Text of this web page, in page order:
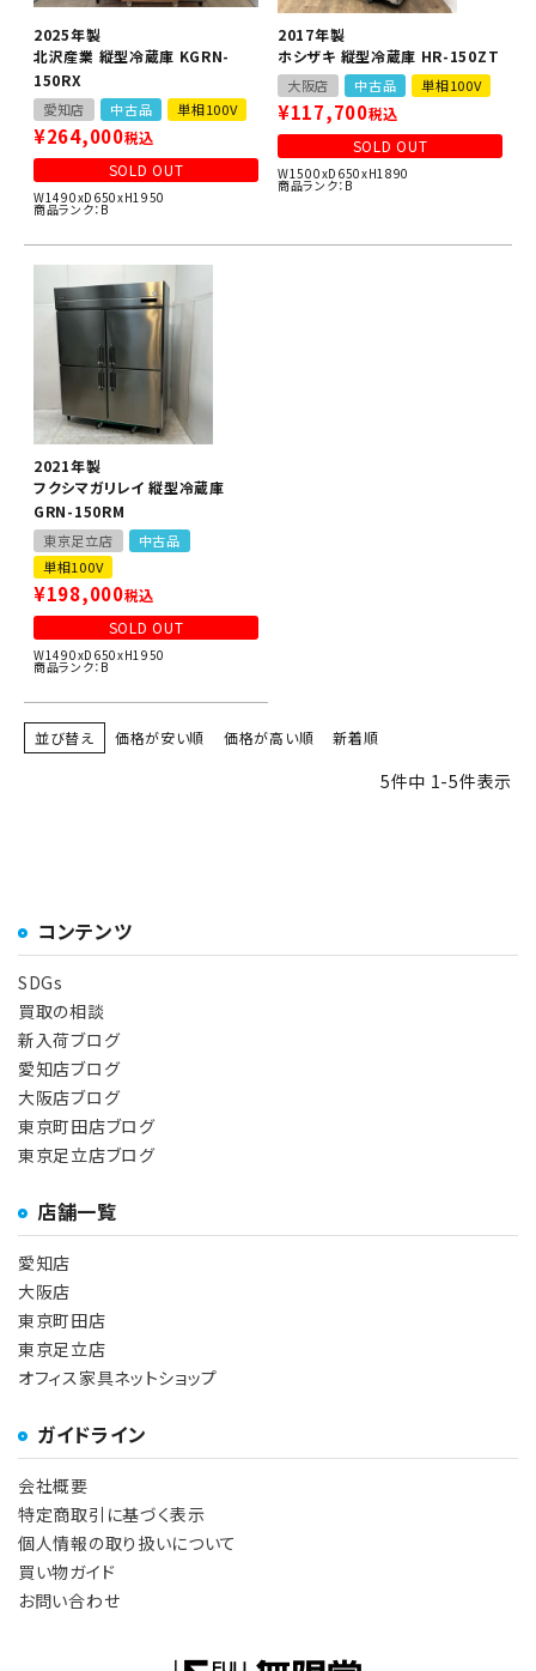
2025年製
北沢産業 縦型冷蔵庫 KGRN-
150RX
愛知店 中古品 単相100V
¥264,000税込
SOLD OUT
W1490xD650xH1950
商品ランク：B
2017年製
ホシザキ 縦型冷蔵庫 HR-150ZT
大阪店 中古品 単相100V
¥117,700税込
SOLD OUT
W1500xD650xH1890
商品ランク：B
2021年製
フクシマガリレイ 縦型冷蔵庫
GRN-150RM
東京足立店
中古品
単相100V
¥198,000税込
SOLD OUT
W1490xD650xH1950
商品ランク：B
並び替え 価格が安い順 価格が高い順 新着順
5件中 1-5件表示
コンテンツ
SDGs
買取の相談
新入荷ブログ
愛知店ブログ
大阪店ブログ
東京町田店ブログ
東京足立店ブログ
店舗一覧
愛知店
大阪店
東京町田店
東京足立店
オフィス家具ネットショップ
ガイドライン
会社概要
特定商取引に基づく表示
個人情報の取り扱いについて
買い物ガイド
お問い合わせ